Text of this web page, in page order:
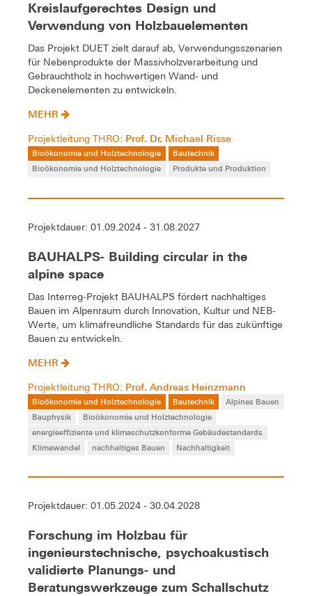
Kreislaufgerechtes Design und
Verwendung von Holzbauelementen
Das Projekt DUET zielt darauf ab, Verwendungsszenarien
für Nebenprodukte der Massivholzverarbeitung und
Gebrauchtholz in hochwertigen Wand- und
Deckenelementen zu entwickeln.
MEHR
Projektleitung THRO: Prof. Dr. Michael Risse
Bioökonomie und Holztechnologie
Bautechnik
Bioökonomie und Holztechnologie
Produkte und Produktion
Projektdauer: 01.09.2024 - 31.08.2027
BAUHALPS- Building circular in the
alpine space
Das Interreg-Projekt BAUHALPS fördert nachhaltiges
Bauen im Alpenraum durch Innovation, Kultur und NEB-
Werte, um klimafreundliche Standards für das zukünftige
Bauen zu entwickeln.
MEHR
Projektleitung THRO: Prof. Andreas Heinzmann
Bioökonomie und Holztechnologie Bautechnik
Alpines Bauen
Bauphysik
Bioökonomie und Holztechnologie
energieeffiziente und klimaschutzkonforme Gebäudestandards
Klimawandel
nachhaltiges Bauen Nachhaltigkeit
Projektdauer: 01.05.2024 - 30.04.2028
Forschung im Holzbau für
ingenieurstechnische, psychoakustisch
validierte Planungs- und
Beratungswerkzeuge zum Schallschutz